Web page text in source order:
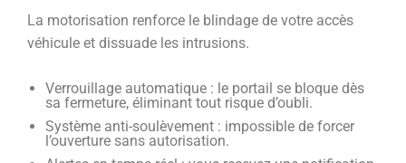
La motorisation renforce le blindage de votre accès
véhicule et dissuade les intrusions.
Verrouillage automatique : le portail se bloque dès
sa fermeture, éliminant tout risque d’oubli.
Système anti-soulèvement : impossible de forcer
l’ouverture sans autorisation.